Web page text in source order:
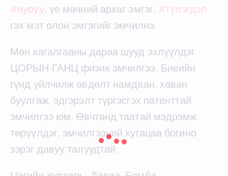
#нуруу, үе мөчний архаг эмгэг, #түлэгдэл
гэх мэт олон эмгэгийг эмчилнэ.
Мөн хагалгааны дараа шууд эхлүүлдэг
ЦОРЫН ГАНЦ физик эмчилгээ. Биеийн
гүнд үйлчилж өвдөлт намдаан, хаван
буулгаж, эдгэрэлт түргэсгэх патенттай
эмчилгээ юм. Өвчтөнд таатай мэдрэмж
төрүүлдэг, эмчилгээний хугацаа богино
зэрэг давуу талуудтай.